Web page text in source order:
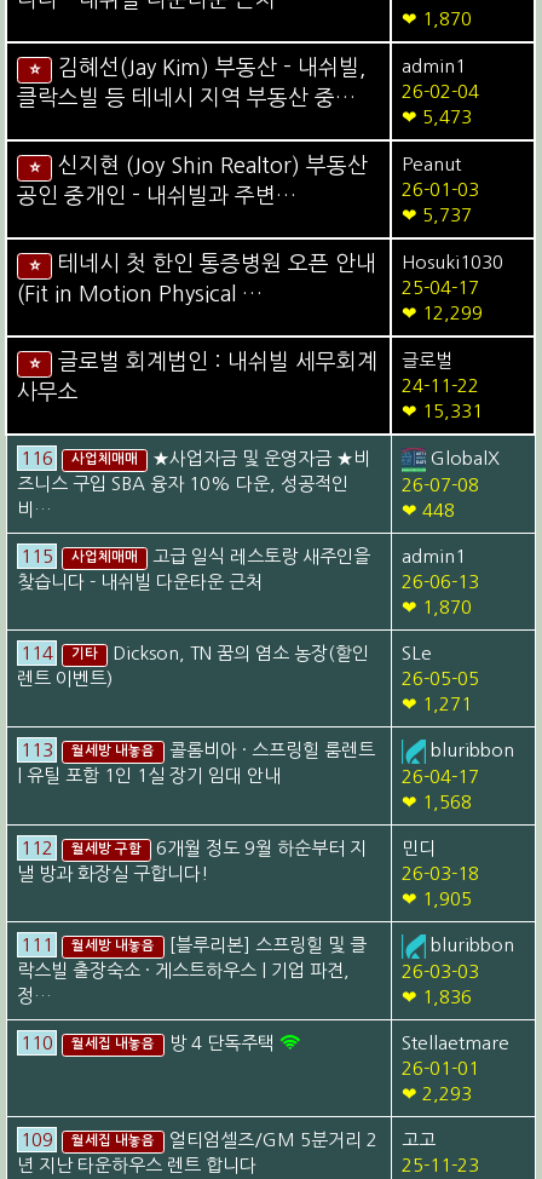
❤ 1,870
⭐
김혜선(Jay Kim) 부동산 - 내쉬빌,
클락스빌 등 테네시 지역 부동산 중…
admin1
26-02-04
❤ 5,473
⭐
신지현 (Joy Shin Realtor) 부동산
공인 중개인 - 내쉬빌과 주변…
Peanut
26-01-03
❤ 5,737
⭐
테네시 첫 한인 통증병원 오픈 안내
(Fit in Motion Physical …
Hosuki1030
25-04-17
❤ 12,299
⭐
글로벌 회계법인 : 내쉬빌 세무회계
사무소
글로벌
24-11-22
❤ 15,331
116 사업체매매
★사업자금 및 운영자금 ★비
즈니스 구입 SBA 융자 10% 다운, 성공적인
비…
GlobalX
26-07-08
❤ 448
115 사업체매매
고급 일식 레스토랑 새주인을
찾습니다 - 내쉬빌 다운타운 근처
admin1
26-06-13
❤ 1,870
114 기타
Dickson, TN 꿈의 염소 농장(할인
렌트 이벤트)
SLe
26-05-05
❤ 1,271
113 월세방 내놓음
콜롬비아 · 스프링힐 룸렌트
| 유틸 포함 1인 1실 장기 임대 안내
bluribbon
26-04-17
❤ 1,568
112 월세방 구함
6개월 정도 9월 하순부터 지
낼 방과 화장실 구합니다!
민디
26-03-18
❤ 1,905
111 월세방 내놓음
[블루리본] 스프링힐 및 클
락스빌 출장숙소 · 게스트하우스 | 기업 파견,
정…
bluribbon
26-03-03
❤ 1,836
110 월세집 내놓음 방 4 단독주택
Stellaetmare
26-01-01
❤ 2,293
109 월세집 내놓음
얼티엄셀즈/GM 5분거리 2
년 지난 타운하우스 렌트 합니다
고고
25-11-23